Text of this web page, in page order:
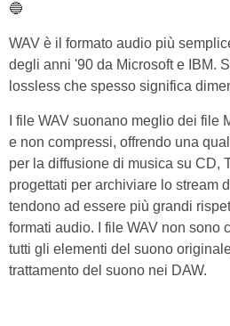
🔵
WAV è il formato audio più
degli anni '90 da Microsoft e IBM.
lossless che spesso significa
I file WAV suonano meglio dei file
e non compressi, offrendo una
per la diffusione di musica su CD,
progettati per archiviare lo stream
tendono ad essere più grandi
formati audio. I file WAV non sono
tutti gli elementi del suono
trattamento del suono nei DAW.